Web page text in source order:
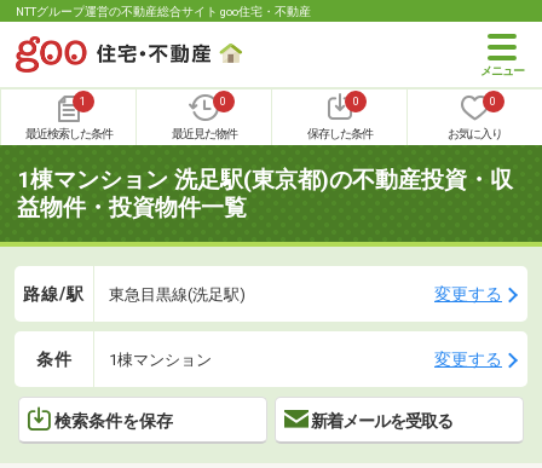
NTTグループ運営の不動産総合サイト goo住宅・不動産
1
最近検索した条件
0
最近見た物件
0
保存した条件
0
お気に入り
1棟マンション 洗足駅(東京都)の不動産投資・収
益物件・投資物件一覧
路線/駅 東急目黒線(洗足駅) 変更する
条件 1棟マンション 変更する
検索条件を保存 新着メールを受取る